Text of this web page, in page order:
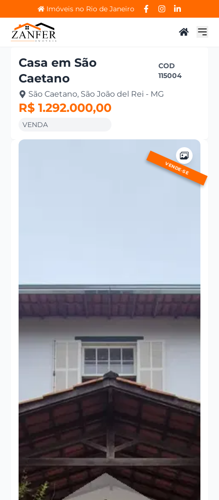
Imóveis no Rio de Janeiro
Casa emSão
Caetano
COD
115004
São Caetano, São João del Rei - MG
R$ 1.292.000,00
VENDA
VENDE-SE